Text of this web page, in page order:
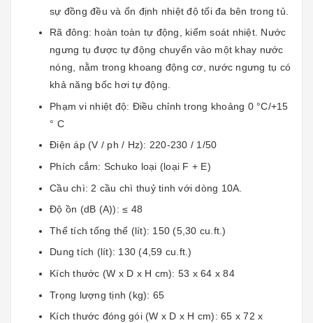
sự đồng đều và ổn định nhiệt độ tối đa bên trong tủ.
Rã đông: hoàn toàn tự động, kiểm soát nhiệt. Nước
ngưng tụ được tự động chuyển vào một khay nước
nóng, nằm trong khoang động cơ, nước ngưng tụ có
khả năng bốc hơi tự động.
Phạm vi nhiệt độ: Điều chỉnh trong khoảng 0 °C/+15
° C
Điện áp (V / ph / Hz): 220-230 / 1/50
Phích cắm: Schuko loại (loại F + E)
Cầu chì: 2 cầu chì thuỷ tinh với dòng 10A.
Độ ồn (dB (A)): ≤ 48
Thể tích tổng thể (lít): 150 (5,30 cu.ft.)
Dung tích (lít): 130 (4,59 cu.ft.)
Kích thước (W x D x H cm): 53 x 64 x 84
Trọng lượng tịnh (kg): 65
Kích thước đóng gói (W x D x H cm): 65 x 72 x